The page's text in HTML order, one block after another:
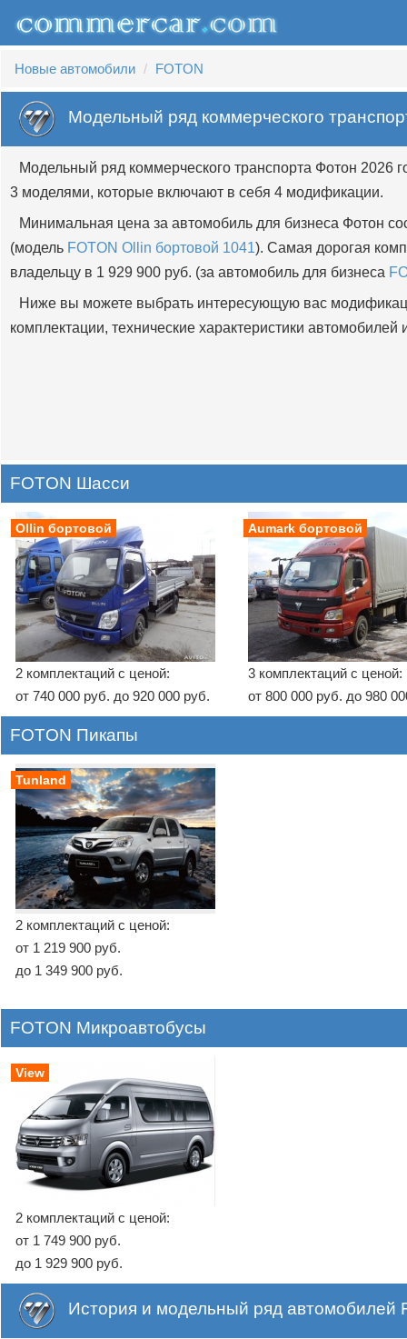
Новые автомобили FOTON
Модельный ряд коммерческого
Модельный ряд коммерческого транспорта Фотон 2026
3 моделями, которые включают в себя 4 модификации.
Минимальная цена за автомобиль для бизнеса Фотон
(модель FOTON Ollin бортовой 1041). Самая дорогая
владельцу в 1 929 900 руб. (за автомобиль для бизнеса
Ниже вы можете выбрать интересующую вас
комплектации, технические характеристики
FOTON Шасси
Ollin бортовой
2 комплектаций с ценой:
от 740 000 руб. до 920 000 руб.
Aumark бортовой
3 комплектаций с ценой:
от 800 000 руб. до 980
FOTON Пикапы
Tunland
2 комплектаций с ценой:
от 1 219 900 руб.
до 1 349 900 руб.
FOTON Микроавтобусы
View
2 комплектаций с ценой:
от 1 749 900 руб.
до 1 929 900 руб.
История и модельный ряд автомобилей